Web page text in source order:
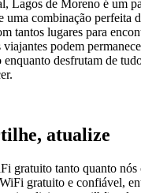
de Moreno é um
uma combinação perfeita
tantos lugares para
podem
desfrutam de
atualize
gratuito tanto quanto nós
gratuito e confiável,